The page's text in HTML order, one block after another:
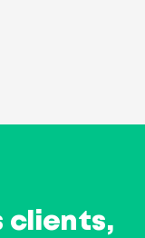
clients,